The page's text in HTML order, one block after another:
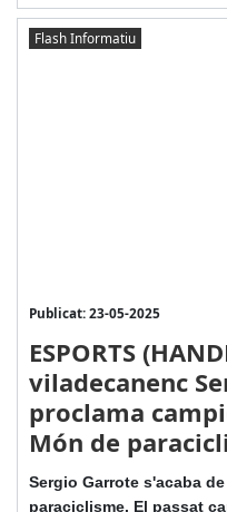
Flash Informatiu
Publicat: 23-05-2025
ESPORTS
viladecanenc
proclama
Món de
Sergio Garrote s'acaba
paraciclisme. El passat